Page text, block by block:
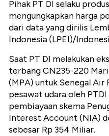
Pihak PT DI selaku
mengungkapkan harga
dari data yang dirilis
Indonesia (LPEI)/
Saat PT DI melakukan
terbang CN235-220
(MPA) untuk Senegal
pesawat udara oleh
pembiayaan skema
Interest Account (NIA)
sebesar Rp 354 Miliar.